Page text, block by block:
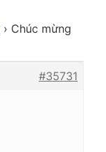
› Chúc mừng
#35731